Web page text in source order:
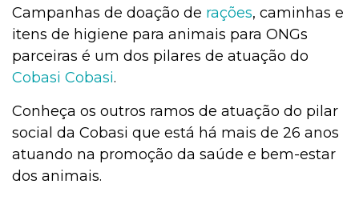
Campanhas de doação de rações, caminhas e
itens de higiene para animais para ONGs
parceiras é um dos pilares de atuação do
Cobasi Cobasi.
Conheça os outros ramos de atuação do pilar
social da Cobasi que está há mais de 26 anos
atuando na promoção da saúde e bem-estar
dos animais.